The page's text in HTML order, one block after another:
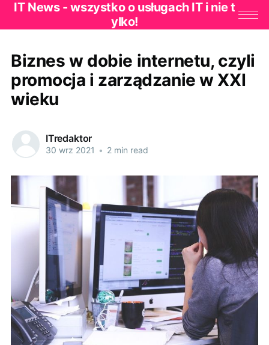
IT News - wszystko o usługach IT i nie t
ylko!
Biznes w dobie internetu, czyli
promocja i zarządzanie w XXI
wieku
ITredaktor
30 wrz 2021 • 2 min read